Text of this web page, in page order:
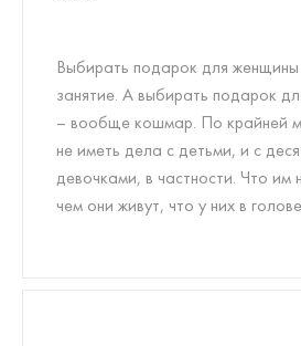
Выбирать подарок для
занятие. А выбирать подарок
– вообще кошмар. По крайней
не иметь дела с детьми, и с
девочками, в частности. Что им
чем они живут, что у них в